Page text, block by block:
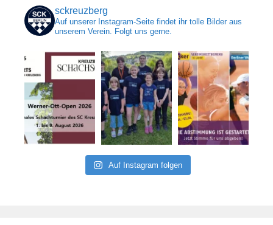
sckreuzberg
Auf unserer Instagram-Seite findet ihr tolle Bilder aus
unserem Verein. Folgt uns gerne.
Auf Instagram folgen